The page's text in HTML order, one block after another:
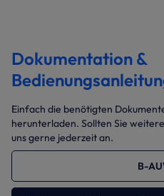
Dokumentation &
Einfach die benötigten
herunterladen. Sollten Sie
uns gerne jederzeit an.
B-